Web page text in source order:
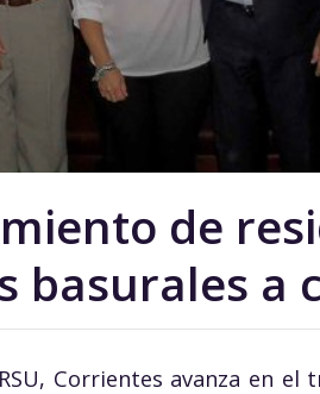
de
basurales a
Corrientes avanza en